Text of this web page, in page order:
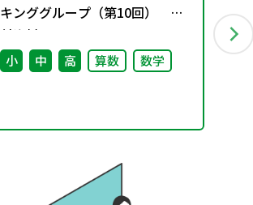
キンググループ（第10回） 配
付資料
小 中 高 算数 数学